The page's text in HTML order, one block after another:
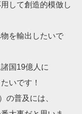
して創造的模倣し
を輸出したいで
国19億人に
いです！
の普及には、